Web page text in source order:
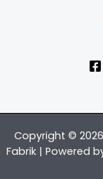
Copyright ©
Fabrik | Powered